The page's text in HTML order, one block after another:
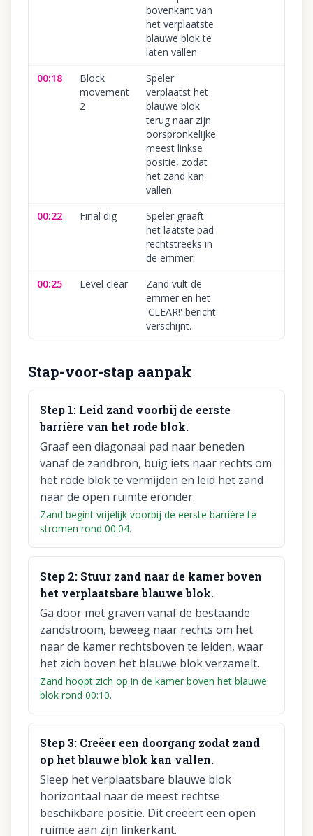
bovenkant van
het verplaatste
blauwe blok te
laten vallen.
00:18
Block
movement
2
Speler
verplaatst het
blauwe blok
terug naar zijn
oorspronkelijke
meest linkse
positie, zodat
het zand kan
vallen.
00:22
Final dig
Speler graaft
het laatste pad
rechtstreeks in
de emmer.
00:25
Level clear
Zand vult de
emmer en het
'CLEAR!' bericht
verschijnt.
Stap-voor-stap aanpak
Step 1: Leid zand voorbij de eerste
barrière van het rode blok.
Graaf een diagonaal pad naar beneden
vanaf de zandbron, buig iets naar rechts om
het rode blok te vermijden en leid het zand
naar de open ruimte eronder.
Zand begint vrijelijk voorbij de eerste barrière te
stromen rond 00:04.
Step 2: Stuur zand naar de kamer boven
het verplaatsbare blauwe blok.
Ga door met graven vanaf de bestaande
zandstroom, beweeg naar rechts om het
naar de kamer rechtsboven te leiden, waar
het zich boven het blauwe blok verzamelt.
Zand hoopt zich op in de kamer boven het blauwe
blok rond 00:10.
Step3: Creëer een doorgang zodat zand
op het blauwe blok kan vallen.
Sleep het verplaatsbare blauwe blok
horizontaal naar de meest rechtse
beschikbare positie. Dit creëert een open
ruimte aan zijn linkerkant.